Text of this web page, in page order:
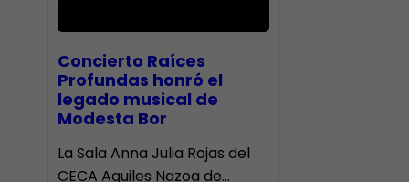
​Concierto Raíces
Profundas honró el
legado musical de
Modesta Bor
La Sala Anna Julia Rojas del
CECA Aquiles Nazoa de…